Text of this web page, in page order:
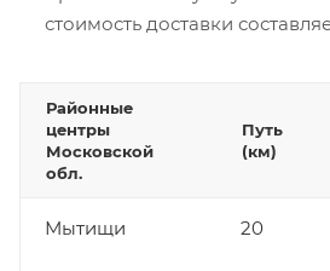
стоимость доставки
Районные
центры
Московской
обл.
Путь
(км)
Мытищи 20